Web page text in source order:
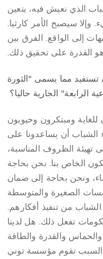
الذي نعيش فيه، يتعين
سيصبح الأمر كارثيا.
إلى الواقع. الفرق بين
هو القدرة على تحقيق ذلك.
تستفيد مما يسمى "الثورة
الرابعة" الجارية حاليا؟
للغاية ومبتكرون وحيويون
الشباب أن يساعدونا على
تهيئة الظروف المناسبة،
الخاص بنا. نحن بحاجة
ونحن بحاجة إلى ضمان
الصغيرة والمتوسطة
من تنفيذ أفكارهم.
تفعل ذلك. هل لدينا
والقدرة والطاقة
السبب تقوم مؤسسة توني